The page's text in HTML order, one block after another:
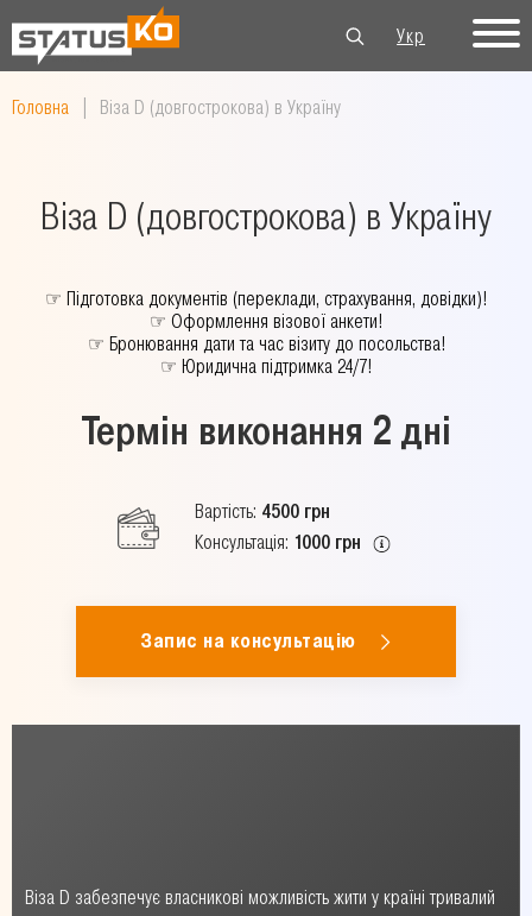
Укр
Рус
Головна Віза D (довгострокова) в Україну
Віза D (довгострокова) в Україну
☞ Підготовка документів (переклади, страхування, довідки)!
☞ Оформлення візової анкети!
☞ Бронювання дати та час візиту до посольства!
☞ Юридична підтримка 24/7!
Термін виконання 2 дні
Вартість: 4500 грн
Консультація: 1000 грн
Запис на консультацію
Віза D забезпечує власникові можливість жити у країні тривалий